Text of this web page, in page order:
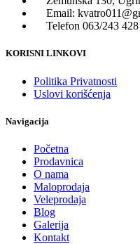
Email:
Telefon 063/243 428
KORISNI LINKOVI
Politika Privatnosti
Uslovi korišćenja
Navigacija
Početna
Prodavnica
O nama
Maloprodaja
Veleprodaja
Blog
Galerija
Kontakt